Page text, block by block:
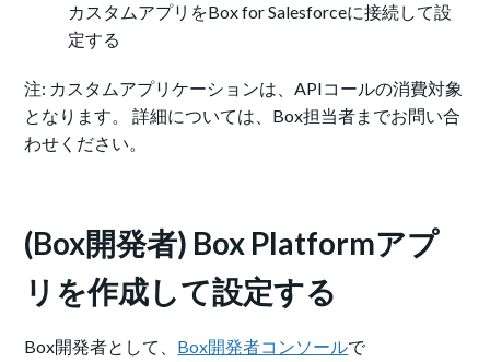
カスタムアプリをBox for Salesforceに接続して設
定する
注: カスタムアプリケーションは、APIコールの消費対象
となります。 詳細については、Box担当者までお問い合
わせください。
(Box開発者) Box Platformアプ
リを作成して設定する
Box開発者として、 Box開発者コンソールで